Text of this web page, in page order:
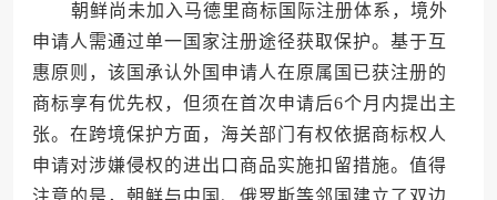
朝鲜尚未加入马德里商标国际注册体系，境外
申请人需通过单一国家注册途径获取保护。基于互
惠原则，该国承认外国申请人在原属国已获注册的
商标享有优先权，但须在首次申请后6个月内提出主
张。在跨境保护方面，海关部门有权依据商标权人
申请对涉嫌侵权的进出口商品实施扣留措施。值得
注意的是，朝鲜与中国、俄罗斯等邻国建立了双边